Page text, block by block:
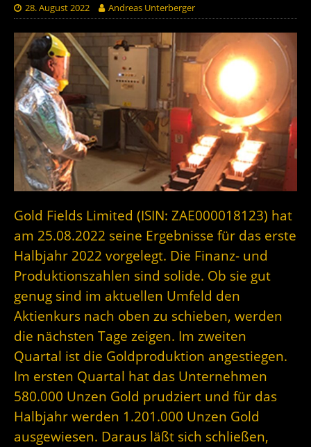
28. August 2022 Andreas Unterberger
Gold Fields Limited (ISIN: ZAE000018123) hat
am 25.08.2022 seine Ergebnisse für das erste
Halbjahr 2022 vorgelegt. Die Finanz- und
Produktionszahlen sind solide. Ob sie gut
genug sind im aktuellen Umfeld den
Aktienkurs nach oben zu schieben, werden
die nächsten Tage zeigen. Im zweiten
Quartal ist die Goldproduktion angestiegen.
Im ersten Quartal hat das Unternehmen
580.000 Unzen Gold prudziert und für das
Halbjahr werden 1.201.000 Unzen Gold
ausgewiesen. Daraus läßt sich schließen,